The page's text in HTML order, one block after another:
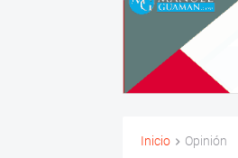
Inicio Opinión